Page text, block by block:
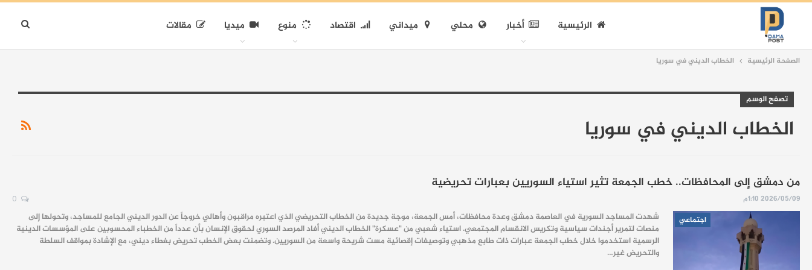
الرئيسية أخبار محلي ميداني اقتصاد منوع ميديا مقالات
الصفحة الرئيسية الخطاب الديني في سوريا
تصفح الوسم
الخطاب الديني في سوريا
من دمشق إلى المحافظات.. خطب الجمعة تثير استياء السوريين بعبارات تحريضية
2026/05/09 1:10م
اجتماعي
شهدت المساجد السورية في العاصمة دمشق وعدة محافظات، أمس الجمعة، موجة جديدة من الخطاب التحريضي الذي اعتبره مراقبون وأهالي خروجاً عن الدور الديني الجامع للمساجد، وتحولها إلى
منصات لتمرير أجندات سياسية وتكريس الانقسام المجتمعي. استياء شعبي من "عسكرة" الخطاب الديني أفاد المرصد السوري لحقوق الإنسان بأن عدداً من الخطباء المحسوبين على المؤسسات الدينية
الرسمية استخدموا خلال خطب الجمعة عبارات ذات طابع مذهبي وتوصيفات إقصائية مست شريحة واسعة من السوريين. وتضمنت بعض الخطب تحريض بغطاء ديني، مع الإشادة بمواقف السلطة
والتحريض غير…